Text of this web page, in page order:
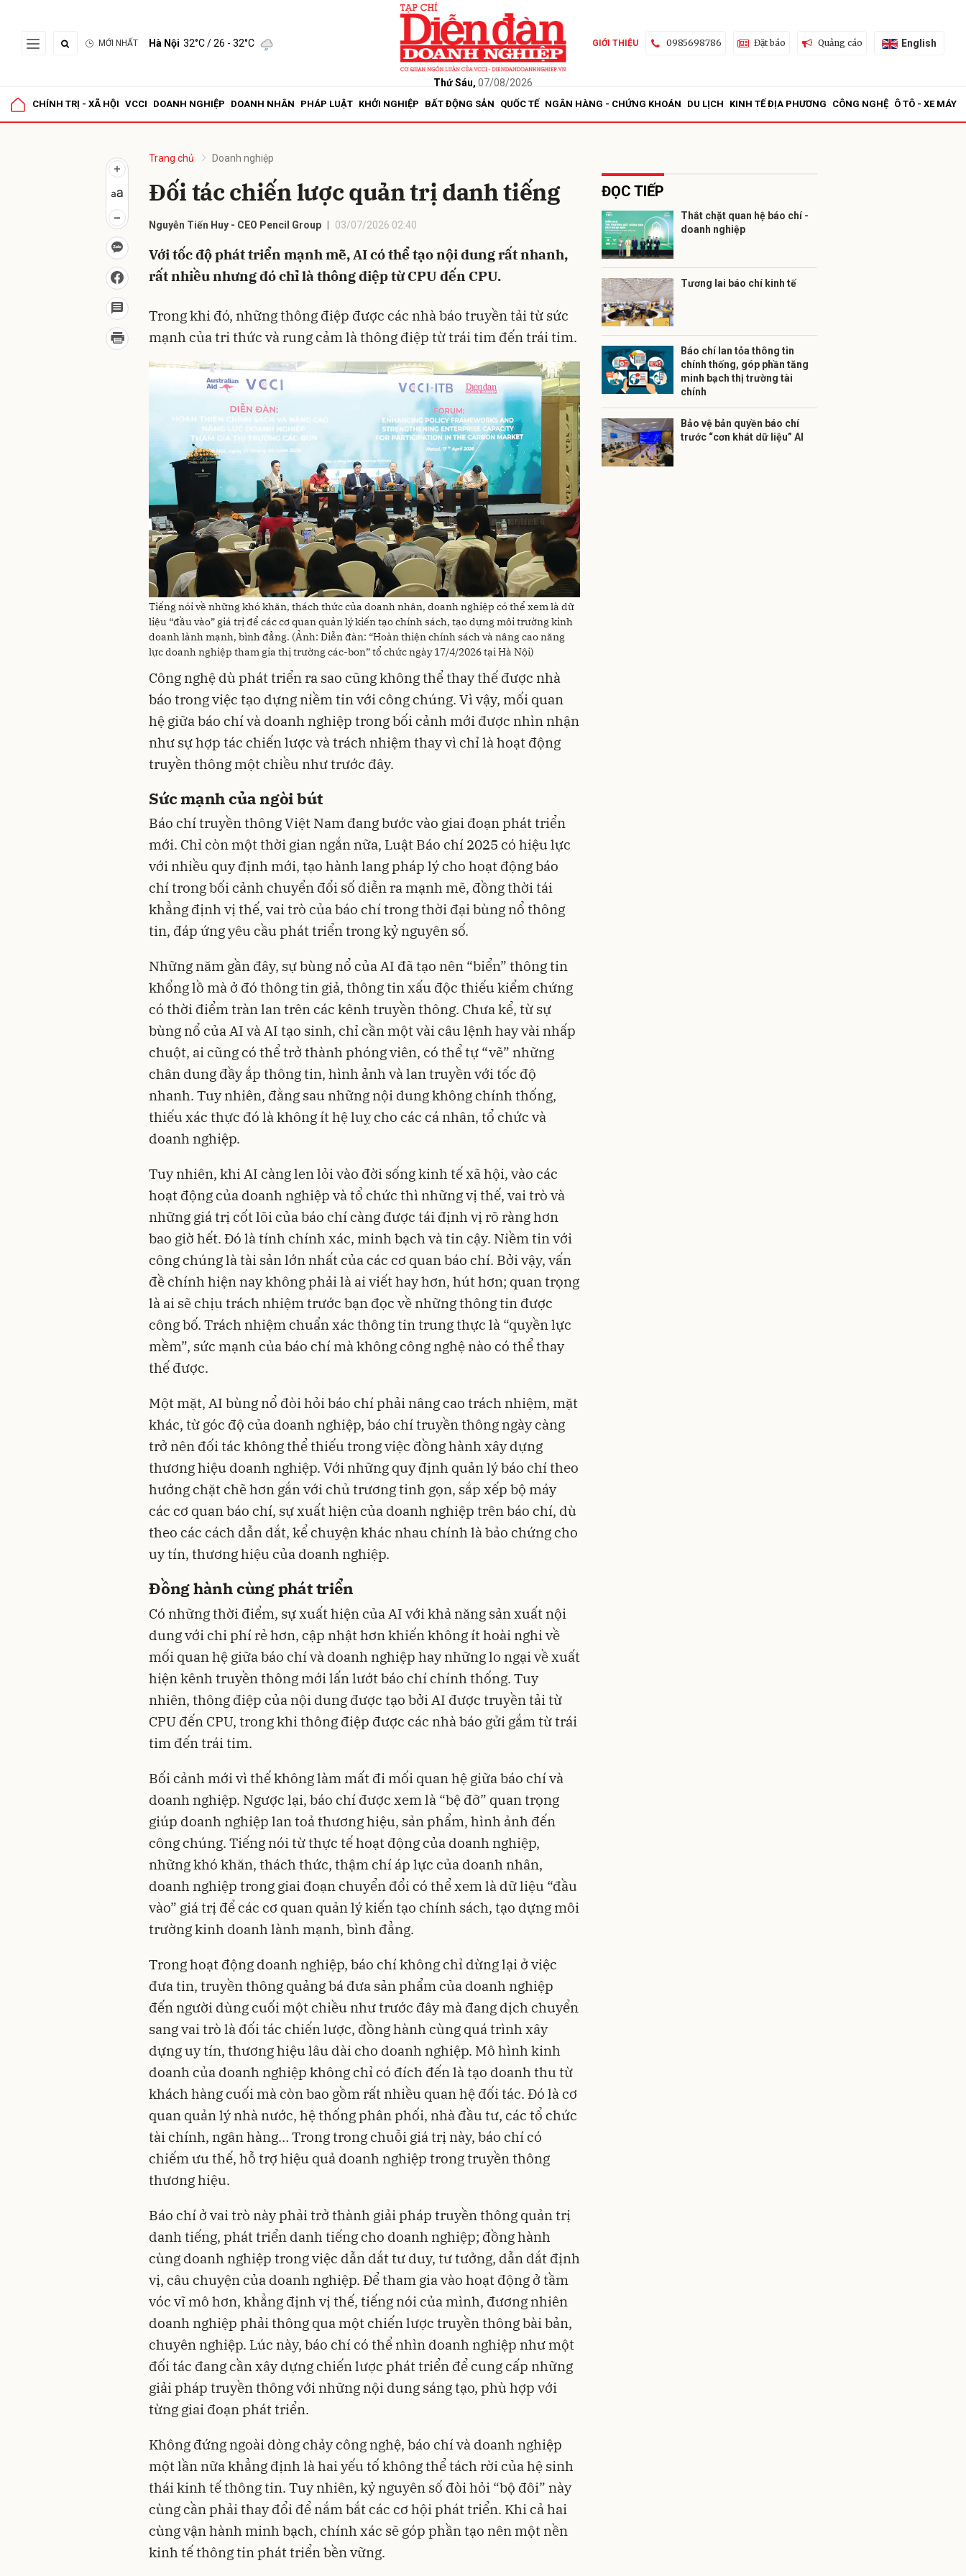
MỚI NHẤT Hà Nội 32°C/ 26 - 32°C
Thứ Sáu, 07/08/2026
GIỚI THIỆU 0985698786 Đặt báo Quảng cáo English
CHÍNH TRỊ - XÃ HỘI VCCI DOANH NGHIỆP DOANH NHÂN PHÁP LUẬT KHỞI NGHIỆP BẤT ĐỘNG SẢN QUỐC TẾ NGÂN HÀNG - CHỨNG KHOÁN DU LỊCH KINH TẾ ĐỊA PHƯƠNG CÔNG NGHỆ Ô TÔ - XE MÁY
Trang chủ Doanh nghiệp
Đối tác chiến lược quản trị danh tiếng
Nguyễn Tiến Huy - CEO Pencil Group 03/07/2026 02:40
Với tốc độ phát triển mạnh mẽ, AI có thể tạo nội dung rất nhanh,
rất nhiều nhưng đó chỉ là thông điệp từ CPU đến CPU.
Trong khi đó, những thông điệp được các nhà báo truyền tải từ sức
mạnh của tri thức và rung cảm là thông điệp từ trái tim đến trái tim.
Tiếng nói về những khó khăn, thách thức của doanh nhân, doanh nghiệp có thể xem là dữ
liệu “đầu vào” giá trị để các cơ quan quản lý kiến tạo chính sách, tạo dựng môi trường kinh
doanh lành mạnh, bình đẳng. (Ảnh: Diễn đàn: “Hoàn thiện chính sách và nâng cao năng
lực doanh nghiệp tham gia thị trường các-bon” tổ chức ngày 17/4/2026 tại Hà Nội)
Công nghệ dù phát triển ra sao cũng không thể thay thế được nhà
báo trong việc tạo dựng niềm tin với công chúng. Vì vậy, mối quan
hệ giữa báo chí và doanh nghiệp trong bối cảnh mới được nhìn nhận
như sự hợp tác chiến lược và trách nhiệm thay vì chỉ là hoạt động
truyền thông một chiều như trước đây.
Sức mạnh của ngòi bút
Báo chí truyền thông Việt Nam đang bước vào giai đoạn phát triển
mới. Chỉ còn một thời gian ngắn nữa, Luật Báo chí 2025 có hiệu lực
với nhiều quy định mới, tạo hành lang pháp lý cho hoạt động báo
chí trong bối cảnh chuyển đổi số diễn ra mạnh mẽ, đồng thời tái
khẳng định vị thế, vai trò của báo chí trong thời đại bùng nổ thông
tin, đáp ứng yêu cầu phát triển trong kỷ nguyên số.
Những năm gần đây, sự bùng nổ của AI đã tạo nên “biển” thông tin
khổng lồ mà ở đó thông tin giả, thông tin xấu độc thiếu kiểm chứng
có thời điểm tràn lan trên các kênh truyền thông. Chưa kể, từ sự
bùng nổ của AI và AI tạo sinh, chỉ cần một vài câu lệnh hay vài nhấp
chuột, ai cũng có thể trở thành phóng viên, có thể tự “vẽ” những
chân dung đầy ắp thông tin, hình ảnh và lan truyền với tốc độ
nhanh. Tuy nhiên, đằng sau những nội dung không chính thống,
thiếu xác thực đó là không ít hệ luỵ cho các cá nhân, tổ chức và
doanh nghiệp.
Tuy nhiên, khi AI càng len lỏi vào đời sống kinh tế xã hội, vào các
hoạt động của doanh nghiệp và tổ chức thì những vị thế, vai trò và
những giá trị cốt lõi của báo chí càng được tái định vị rõ ràng hơn
bao giờ hết. Đó là tính chính xác, minh bạch và tin cậy. Niềm tin với
công chúng là tài sản lớn nhất của các cơ quan báo chí. Bởi vậy, vấn
đề chính hiện nay không phải là ai viết hay hơn, hút hơn; quan trọng
là ai sẽ chịu trách nhiệm trước bạn đọc về những thông tin được
công bố. Trách nhiệm chuẩn xác thông tin trung thực là “quyền lực
mềm”, sức mạnh của báo chí mà không công nghệ nào có thể thay
thế được.
Một mặt, AI bùng nổ đòi hỏi báo chí phải nâng cao trách nhiệm, mặt
khác, từ góc độ của doanh nghiệp, báo chí truyền thông ngày càng
trở nên đối tác không thể thiếu trong việc đồng hành xây dựng
thương hiệu doanh nghiệp. Với những quy định quản lý báo chí theo
hướng chặt chẽ hơn gắn với chủ trương tinh gọn, sắp xếp bộ máy
các cơ quan báo chí, sự xuất hiện của doanh nghiệp trên báo chí, dù
theo các cách dẫn dắt, kể chuyện khác nhau chính là bảo chứng cho
uy tín, thương hiệu của doanh nghiệp.
Đồng hành cùng phát triển
Có những thời điểm, sự xuất hiện của AI với khả năng sản xuất nội
dung với chi phí rẻ hơn, cập nhật hơn khiến không ít hoài nghi về
mối quan hệ giữa báo chí và doanh nghiệp hay những lo ngại về xuất
hiện kênh truyền thông mới lấn lướt báo chí chính thống. Tuy
nhiên, thông điệp của nội dung được tạo bởi AI được truyền tải từ
CPU đến CPU, trong khi thông điệp được các nhà báo gửi gắm từ trái
tim đến trái tim.
Bối cảnh mới vì thế không làm mất đi mối quan hệ giữa báo chí và
doanh nghiệp. Ngược lại, báo chí được xem là “bệ đỡ” quan trọng
giúp doanh nghiệp lan toả thương hiệu, sản phẩm, hình ảnh đến
công chúng. Tiếng nói từ thực tế hoạt động của doanh nghiệp,
những khó khăn, thách thức, thậm chí áp lực của doanh nhân,
doanh nghiệp trong giai đoạn chuyển đổi có thể xem là dữ liệu “đầu
vào” giá trị để các cơ quan quản lý kiến tạo chính sách, tạo dựng môi
trường kinh doanh lành mạnh, bình đẳng.
Trong hoạt động doanh nghiệp, báo chí không chỉ dừng lại ở việc
đưa tin, truyền thông quảng bá đưa sản phẩm của doanh nghiệp
đến người dùng cuối một chiều như trước đây mà đang dịch chuyển
sang vai trò là đối tác chiến lược, đồng hành cùng quá trình xây
dựng uy tín, thương hiệu lâu dài cho doanh nghiệp. Mô hình kinh
doanh của doanh nghiệp không chỉ có đích đến là tạo doanh thu từ
khách hàng cuối mà còn bao gồm rất nhiều quan hệ đối tác. Đó là cơ
quan quản lý nhà nước, hệ thống phân phối, nhà đầu tư, các tổ chức
tài chính, ngân hàng… Trong trong chuỗi giá trị này, báo chí có
chiếm ưu thế, hỗ trợ hiệu quả doanh nghiệp trong truyền thông
thương hiệu.
Báo chí ở vai trò này phải trở thành giải pháp truyền thông quản trị
danh tiếng, phát triển danh tiếng cho doanh nghiệp; đồng hành
cùng doanh nghiệp trong việc dẫn dắt tư duy, tư tưởng, dẫn dắt định
vị, câu chuyện của doanh nghiệp. Để tham gia vào hoạt động ở tầm
vóc vĩ mô hơn, khẳng định vị thế, tiếng nói của mình, đương nhiên
doanh nghiệp phải thông qua một chiến lược truyền thông bài bản,
chuyên nghiệp. Lúc này, báo chí có thể nhìn doanh nghiệp như một
đối tác đang cần xây dựng chiến lược phát triển để cung cấp những
giải pháp truyền thông với những nội dung sáng tạo, phù hợp với
từng giai đoạn phát triển.
Không đứng ngoài dòng chảy công nghệ, báo chí và doanh nghiệp
một lần nữa khẳng định là hai yếu tố không thể tách rời của hệ sinh
thái kinh tế thông tin. Tuy nhiên, kỷ nguyên số đòi hỏi “bộ đôi” này
cùng cần phải thay đổi để nắm bắt các cơ hội phát triển. Khi cả hai
cùng vận hành minh bạch, chính xác sẽ góp phần tạo nên một nền
kinh tế thông tin phát triển bền vững.
ĐỌC TIẾP
Thắt chặt quan hệ báo chí -
doanh nghiệp
Tương lai báo chí kinh tế
Báo chí lan tỏa thông tin
chính thống, góp phần tăng
minh bạch thị trường tài
chính
Bảo vệ bản quyền báo chí
trước “cơn khát dữ liệu” AI
Gửi